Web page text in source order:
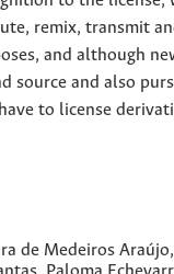
remix, transmit
and although
source and also
to license
de Medeiros